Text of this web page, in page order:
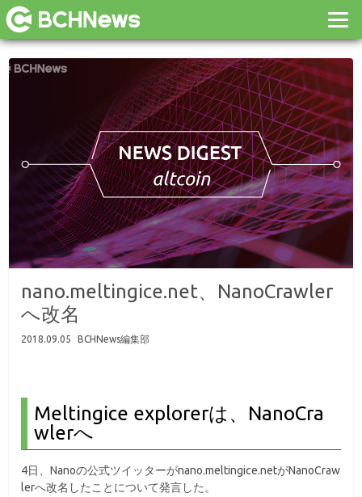
nano.meltingice.net、NanoCrawler
へ改名
2018.09.05 BCHNews編集部
Meltingice explorerは、NanoCra
wlerへ
4日、Nanoの公式ツイッターがnano.meltingice.netがNanoCraw
lerへ改名したことについて発言した。